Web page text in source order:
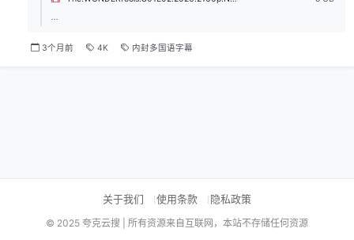
...
3个月前 4K 内封多国语字幕
关于我们 使用条款 隐私政策
© 2025 夸克云搜 | 所有资源来自互联网，本站不存储任何资源